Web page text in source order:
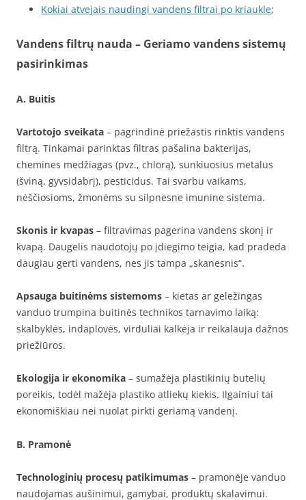
Kokiai atvejais naudingi vandens filtrai po kriaukle;
Vandens filtrų nauda – Geriamo vandens sistemų
pasirinkimas
A. Buitis
Vartotojo sveikata – pagrindinė priežastis rinktis vandens
filtrą. Tinkamai parinktas filtras pašalina bakterijas,
chemines medžiagas (pvz., chlorą), sunkiuosius metalus
(šviną, gyvsidabrį), pesticidus. Tai svarbu vaikams,
nėščiosioms, žmonėms su silpnesne imunine sistema.
Skonis ir kvapas – filtravimas pagerina vandens skonį ir
kvapą. Daugelis naudotojų po įdiegimo teigia, kad pradeda
daugiau gerti vandens, nes jis tampa „skanesnis“.
Apsauga buitinėms sistemoms – kietas ar geležingas
vanduo trumpina buitinės technikos tarnavimo laiką:
skalbyklės, indaplovės, virduliai kalkėja ir reikalauja dažnos
priežiūros.
Ekologija ir ekonomika – sumažėja plastikinių butelių
poreikis, todėl mažėja plastiko atliekų kiekis. Ilgainiui tai
ekonomiškiau nei nuolat pirkti geriamą vandenį.
B. Pramonė
Technologinių procesų patikimumas – pramonėje vanduo
naudojamas aušinimui, gamybai, produktų skalavimui.